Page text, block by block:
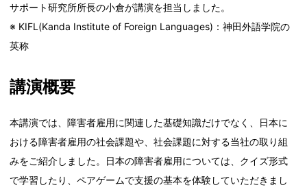
サポート研究所所長の小倉が講演を担当しました。
※ KIFL(Kanda Institute of Foreign Languages)：神田外語学院の
英称
講演概要
本講演では、障害者雇用に関連した基礎知識だけでなく、日本に
おける障害者雇用の社会課題や、社会課題に対する当社の取り組
みをご紹介しました。日本の障害者雇用については、クイズ形式
で学習したり、ペアゲームで支援の基本を体験していただきまし